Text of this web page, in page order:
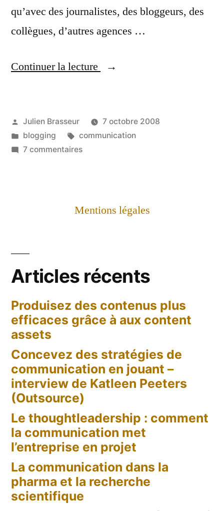
qu’avec des journalistes, des bloggeurs, des
collègues, d’autres agences …
Continuer la lecture
« À
Publié
par
Julien Brasseur
7 octobre 2008
Publié
dans
blogging Étiquettes :
communication
7 commentairessur
Mentions légales
Articles récents
Produisez des contenus plus
efficaces grâce à aux content
assets
Concevez des stratégies de
communication en jouant –
interview de Katleen Peeters
(Outsource)
Le thoughtleadership : comment
la communication met
l’entreprise en projet
La communication dans la
pharma et la recherche
scientifique